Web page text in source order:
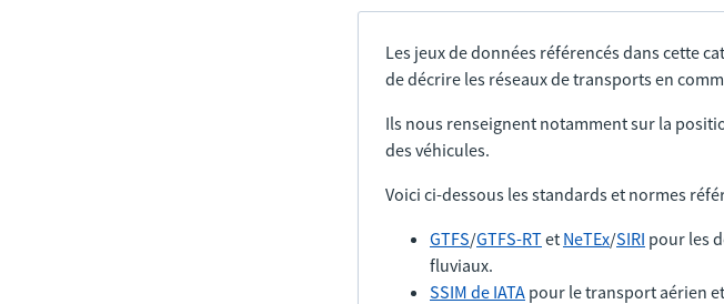
Les jeux de données référencés dans cette
de décrire les réseaux de transports en
Ils nous renseignent notamment sur la
des véhicules.
Voici ci-dessous les standards et normes
GTFS/GTFS-RTet NeTEx/SIRI pour les
fluviaux.
SSIM de IATA pour le transport aérien